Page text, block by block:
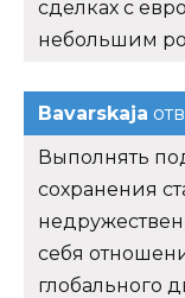
сделках с
небольшим
Bavarskaja
Выполнять
сохранения
себя
глобального